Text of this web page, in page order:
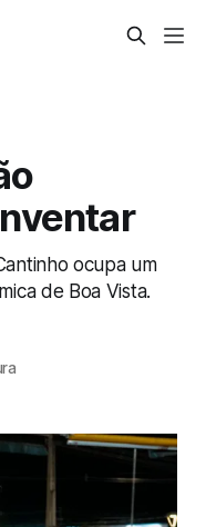
ocupa um
de Boa Vista.